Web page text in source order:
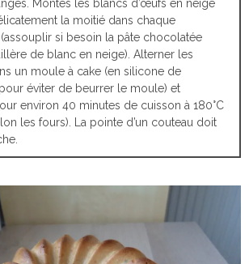
Montés les blancs d’œufs en neige
la moitié dans chaque
si besoin la pâte chocolatée
de blanc en neige). Alterner les
un moule à cake (en silicone de
éviter de beurrer le moule) et
environ 40 minutes de cuisson à 180°C
les fours). La pointe d’un couteau doit